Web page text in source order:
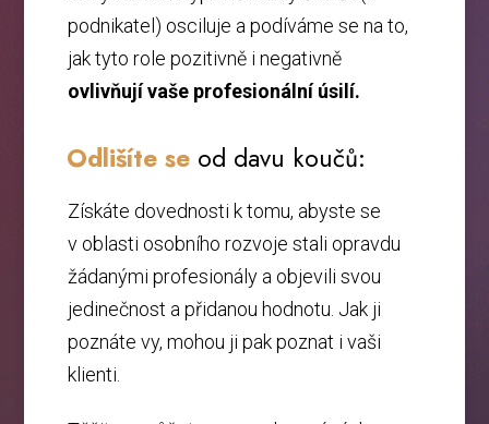
podnikatel) osciluje a podíváme se na to,
jak tyto role pozitivně i negativně
ovlivňují vaše profesionální úsilí.
Odlišíte se od davu koučů:
Získáte dovednosti k tomu, abyste se
v oblasti osobního rozvoje stali opravdu
žádanými profesionály a objevili svou
jedinečnost a přidanou hodnotu. Jak ji
poznáte vy, mohou ji pak poznat i vaši
klienti.